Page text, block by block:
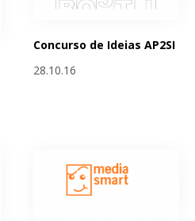
Concurso de Ideias AP2SI
28.10.16